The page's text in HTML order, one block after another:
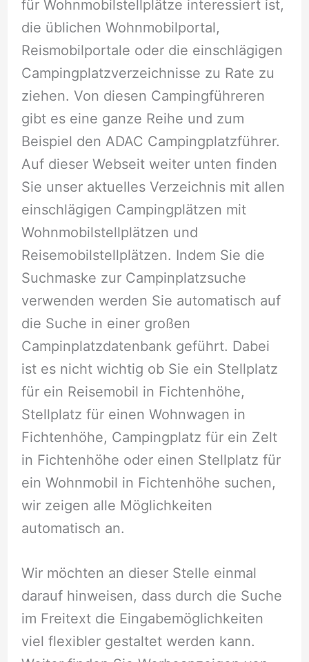
für Wohnmobilstellplätze interessiert ist,
die üblichen Wohnmobilportal,
Reismobilportale oder die einschlägigen
Campingplatzverzeichnisse zu Rate zu
ziehen. Von diesen Campingführeren
gibt es eine ganze Reihe und zum
Beispiel den ADAC Campingplatzführer.
Auf dieser Webseit weiter unten finden
Sie unser aktuelles Verzeichnis mit allen
einschlägigen Campingplätzen mit
Wohnmobilstellplätzen und
Reisemobilstellplätzen. Indem Sie die
Suchmaske zur Campinplatzsuche
verwenden werden Sie automatisch auf
die Suche in einer großen
Campinplatzdatenbank geführt. Dabei
ist es nicht wichtig ob Sie ein Stellplatz
für ein Reisemobil in Fichtenhöhe,
Stellplatz für einen Wohnwagen in
Fichtenhöhe, Campingplatz für ein Zelt
in Fichtenhöhe oder einen Stellplatz für
ein Wohnmobil in Fichtenhöhe suchen,
wir zeigen alle Möglichkeiten
automatisch an.
Wir möchten an dieser Stelle einmal
darauf hinweisen, dass durch die Suche
im Freitext die Eingabemöglichkeiten
viel flexibler gestaltet werden kann.